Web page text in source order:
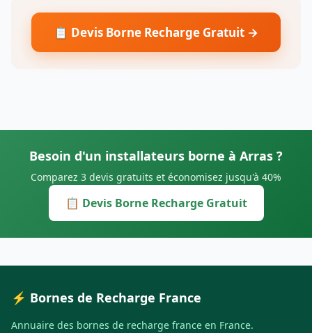
📋 Devis Borne Recharge Gratuit →
Besoin d'un installateurs borne à Arras ?
Comparez 3 devis gratuits et économisez jusqu'à 40%
📋 Devis Borne Recharge Gratuit
⚡ Bornes de Recharge France
Annuaire des bornes de recharge france en France.